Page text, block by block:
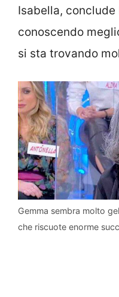
Isabella, conclude
conoscendo
si sta trovando
Gemma sembra molto
che riscuote enorme